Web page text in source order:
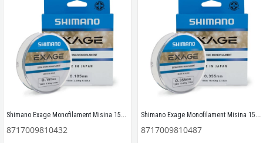
Shimano Exage Monofilament Misina 150mt 0.18mm 2.90kg
8717009810432
Shimano Exage Monofilament Misina 150mt 0.35mm 10.40kg
8717009810487